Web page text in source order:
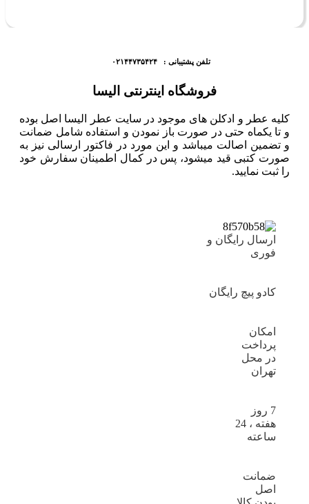
تلفن پشتیبانی : ۰۲۱۴۴۷۳۵۴۲۴
فروشگاه اینترنتی الیسا
کلیه عطر و ادکلن های موجود در سایت عطر الیسا اصل بوده
و تا یکماه حتی در صورت باز نمودن و استفاده شامل ضمانت
و تضمین اصالت میباشد و این مورد در فاکتور ارسالی نیز به
صورت کتبی قید میشود، پس در کمال اطمینان سفارش خود
را ثبت نمایید.
ارسال رایگان و
فوری
کادو پیچ رایگان
امکان
پرداخت
در محل
تهران
7 روز
هفته ، 24
ساعته
ضمانت
اصل